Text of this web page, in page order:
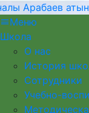
Арабаев
Меню
Школа
О нас
История
Сотрудники
Учебно-